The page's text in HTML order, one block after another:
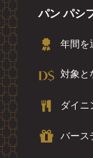
パン パシ
年間を
対象と
ダイニ
バース